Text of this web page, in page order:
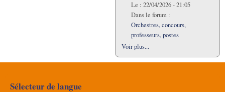
Le : 22/04/2026 - 21:05
Dans le forum :
Orchestres, concours,
professeurs, postes
Voir plus...
Sélecteur de langue